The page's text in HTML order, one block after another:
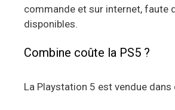
commande et sur internet, faute
disponibles.
Combine coûte la PS5 ?
La Playstation 5 est vendue dans